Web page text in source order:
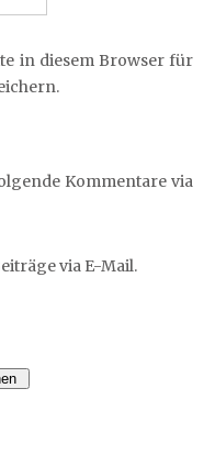
in diesem Browser für
Kommentare via
via E-Mail.